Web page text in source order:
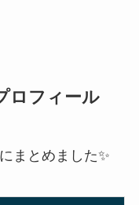
ロフィール
まとめました✨